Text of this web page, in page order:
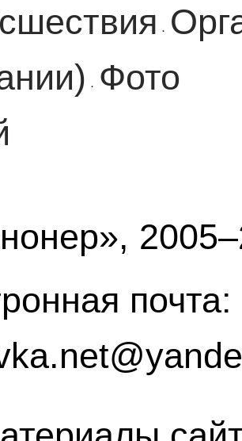
·
·
Фото
почта: